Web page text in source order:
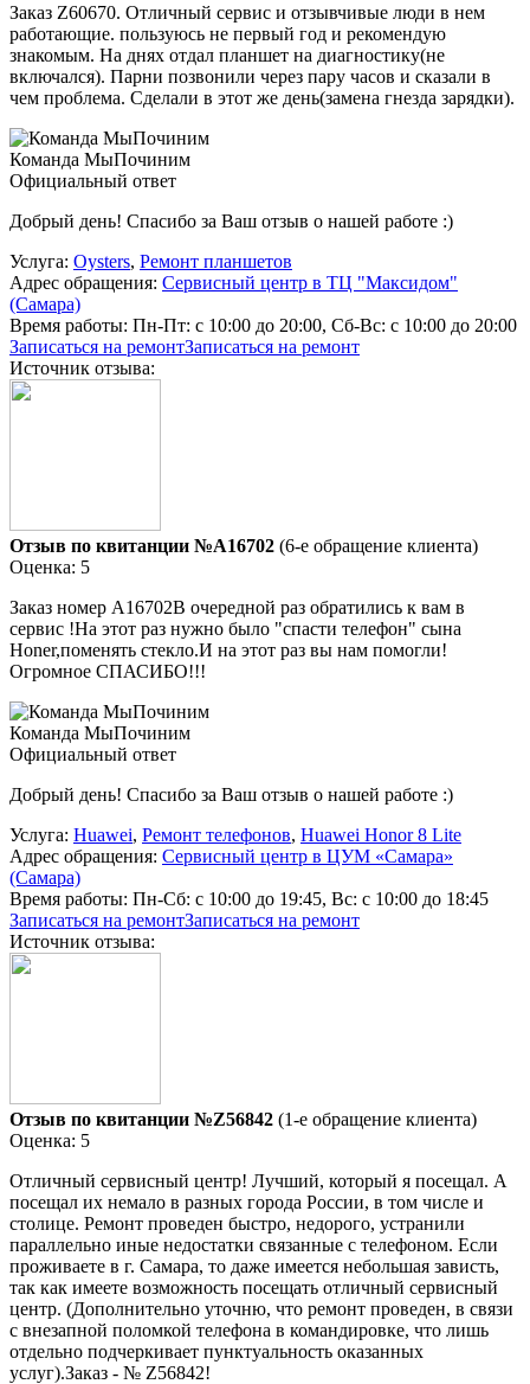
Заказ Z60670. Отличный сервис и отзывчивые люди в нем
работающие. пользуюсь не первый год и рекомендую
знакомым. На днях отдал планшет на диагностику(не
включался). Парни позвонили через пару часов и сказали в
чем проблема. Сделали в этот же день(замена гнезда зарядки).
Команда МыПочиним
Официальный ответ
Добрый день! Спасибо за Ваш отзыв о нашей работе :)
Услуга: Oysters, Ремонт планшетов
Адрес обращения: Сервисный центр в ТЦ "Максидом"
(Самара)
Время работы: Пн-Пт: с 10:00 до 20:00, Сб-Вс: с 10:00 до 20:00
Записаться на ремонтЗаписаться на ремонт
Источник отзыва:
Отзыв по квитанции №A16702 (6-е обращение клиента)
Оценка: 5
Заказ номер А16702В очередной раз обратились к вам в
сервис !На этот раз нужно было "спасти телефон" сына
Honer,поменять стекло.И на этот раз вы нам помогли!
Огромное СПАСИБО!!!
Команда МыПочиним
Официальный ответ
Добрый день! Спасибо за Ваш отзыв о нашей работе :)
Услуга: Huawei, Ремонт телефонов, Huawei Honor 8 Lite
Адрес обращения: Сервисный центр в ЦУМ «Самара»
(Самара)
Время работы: Пн-Сб: с 10:00 до 19:45, Вс: с 10:00 до 18:45
Записаться на ремонтЗаписаться на ремонт
Источник отзыва:
Отзыв по квитанции №Z56842 (1-е обращение клиента)
Оценка: 5
Отличный сервисный центр! Лучший, который я посещал. А
посещал их немало в разных города России, в том числе и
столице. Ремонт проведен быстро, недорого, устранили
параллельно иные недостатки связанные с телефоном. Если
проживаете в г. Самара, то даже имеется небольшая зависть,
так как имеете возможность посещать отличный сервисный
центр. (Дополнительно уточню, что ремонт проведен, в связи
с внезапной поломкой телефона в командировке, что лишь
отдельно подчеркивает пунктуальность оказанных
услуг).Заказ - № Z56842!